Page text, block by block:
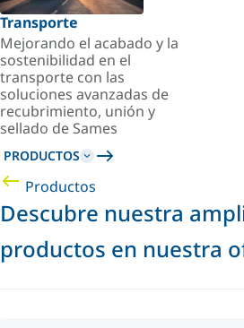
Transporte
Mejorando el acabado y la
sostenibilidad en el
transporte con las
soluciones avanzadas de
recubrimiento, unión y
sellado de Sames
PRODUCTOS
Productos
Descubre nuestra
productos en nuestra